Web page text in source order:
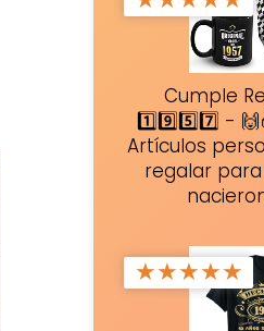
Cumple
1️⃣9️⃣5️⃣7️⃣ -
Artículos
regalar
★★★★★